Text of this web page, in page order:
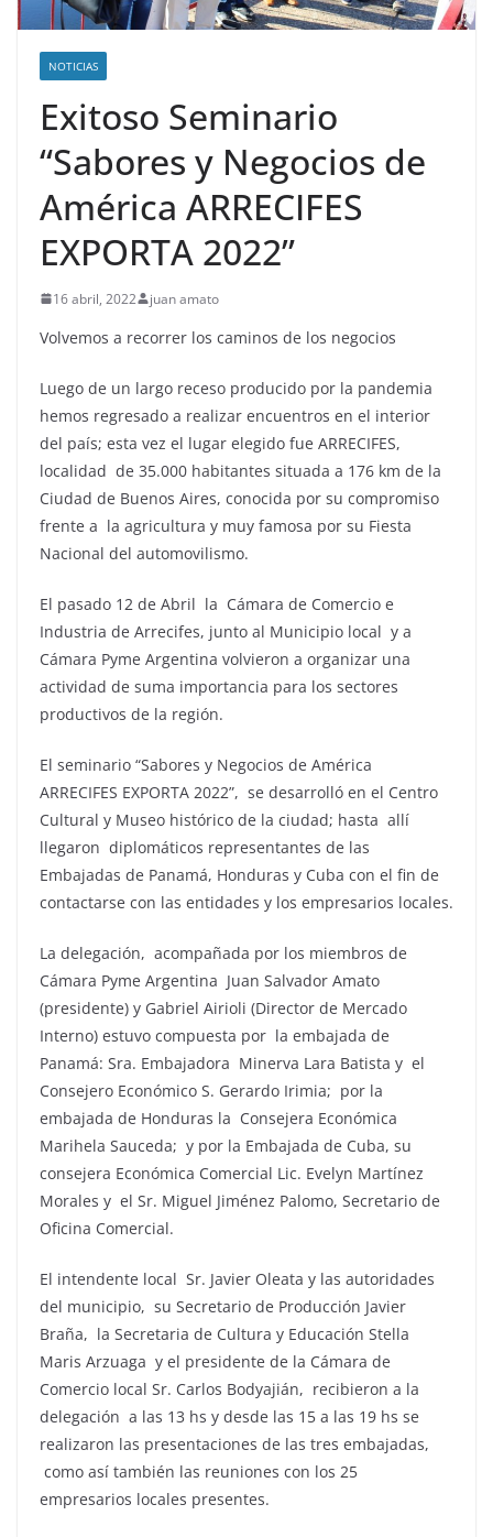
NOTICIAS
Exitoso Seminario
“Sabores y Negocios de
América ARRECIFES
EXPORTA 2022”
16 abril, 2022 juan amato
Volvemos a recorrer los caminos de los negocios
Luego de un largo receso producido por la pandemia
hemos regresado a realizar encuentros en el interior
del país; esta vez el lugar elegido fue ARRECIFES,
localidad de 35.000 habitantes situada a 176 km de la
Ciudad de Buenos Aires, conocida por su compromiso
frente a la agricultura y muy famosa por su Fiesta
Nacional del automovilismo.
El pasado 12 de Abril la Cámara de Comercio e
Industria de Arrecifes, junto al Municipio local y a
Cámara Pyme Argentina volvieron a organizar una
actividad de suma importancia para los sectores
productivos de la región.
El seminario “Sabores y Negocios de América
ARRECIFES EXPORTA 2022”, se desarrolló en el Centro
Cultural y Museo histórico de la ciudad; hasta allí
llegaron diplomáticos representantes de las
Embajadas de Panamá, Honduras y Cuba con el fin de
contactarse con las entidades y los empresarios locales.
La delegación, acompañada por los miembros de
Cámara Pyme Argentina Juan Salvador Amato
(presidente) y Gabriel Airioli (Director de Mercado
Interno) estuvo compuesta por la embajada de
Panamá: Sra. Embajadora Minerva Lara Batista y el
Consejero Económico S. Gerardo Irimia; por la
embajada de Honduras la Consejera Económica
Marihela Sauceda; y por la Embajada de Cuba, su
consejera Económica Comercial Lic. Evelyn Martínez
Morales y el Sr. Miguel Jiménez Palomo, Secretario de
Oficina Comercial.
El intendente local Sr. Javier Oleata y las autoridades
del municipio, su Secretario de Producción Javier
Braña, la Secretaria de Cultura y Educación Stella
Maris Arzuaga y el presidente de la Cámara de
Comercio local Sr. Carlos Bodyajián, recibieron a la
delegación a las 13 hs y desde las 15 a las 19 hs se
realizaron las presentaciones de las tres embajadas,
como así también las reuniones con los 25
empresarios locales presentes.